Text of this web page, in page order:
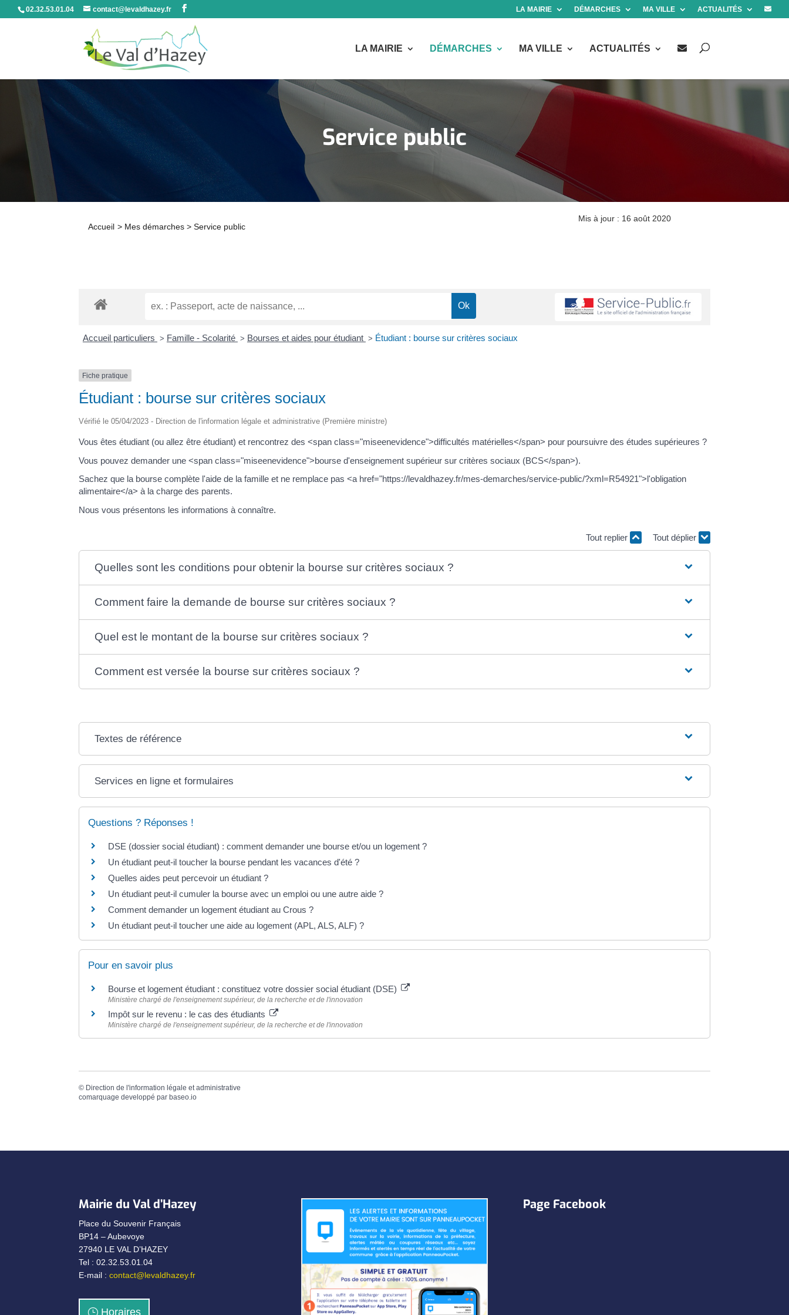
02.32.53.01.04 contact@levaldhazey.fr LA MAIRIE DÉMARCHES MA VILLE ACTUALITÉS
LA MAIRIE DÉMARCHES MA VILLE ACTUALITÉS
Service public
Accueil > Mes démarches > Service public
Mis à jour : 16 août 2020
Accueil particuliers > Famille - Scolarité > Bourses et aides pour étudiant > Étudiant : bourse sur critères sociaux
Fiche pratique
Étudiant : bourse sur critères sociaux
Vérifié le 05/04/2023 - Direction de l'information légale et administrative (Première ministre)
Vous êtes étudiant (ou allez être étudiant) et rencontrez des <span class="miseenevidence">difficultés matérielles</span> pour poursuivre des études supérieures ?
Vous pouvez demander une <span class="miseenevidence">bourse d'enseignement supérieur sur critères sociaux (BCS</span>).
Sachez que la bourse complète l'aide de la famille et ne remplace pas <a href="https://levaldhazey.fr/mes-demarches/service-public/?xml=R54921">l'obligation
alimentaire</a> à la charge des parents.
Nous vous présentons les informations à connaître.
Tout replier Tout déplier
Quelles sont les conditions pour obtenir la bourse sur critères sociaux ?
Comment faire la demande de bourse sur critères sociaux ?
Quel est le montant de la bourse sur critères sociaux ?
Comment est versée la bourse sur critères sociaux ?
Textes de référence
Services en ligne et formulaires
Questions ? Réponses !
DSE (dossier social étudiant) : comment demander une bourse et/ou un logement ?
Un étudiant peut-il toucher la bourse pendant les vacances d'été ?
Quelles aides peut percevoir un étudiant ?
Un étudiant peut-il cumuler la bourse avec un emploi ou une autre aide ?
Comment demander un logement étudiant au Crous ?
Un étudiant peut-il toucher une aide au logement (APL, ALS, ALF) ?
Pour en savoir plus
Bourse et logement étudiant : constituez votre dossier social étudiant (DSE)
Ministère chargé de l'enseignement supérieur, de la recherche et de l'innovation
Impôt sur le revenu : le cas des étudiants
Ministère chargé de l'enseignement supérieur, de la recherche et de l'innovation
© Direction de l'information légale et administrative
comarquage developpé par baseo.io
Mairie du Val d’Hazey
Place du Souvenir Français
BP14 – Aubevoye
27940 LE VAL D’HAZEY
Tel : 02.32.53.01.04
E-mail :contact@levaldhazey.fr
Horaires
Page Facebook